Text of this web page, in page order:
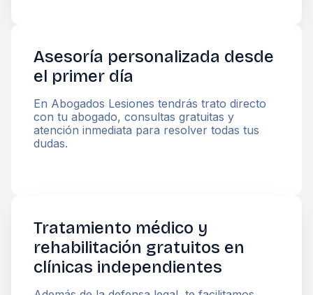
Asesoría personalizada desde
el primer día
En Abogados Lesiones tendrás trato directo
con tu abogado, consultas gratuitas y
atención inmediata para resolver todas tus
dudas.
Tratamiento médico y
rehabilitación gratuitos en
clínicas independientes